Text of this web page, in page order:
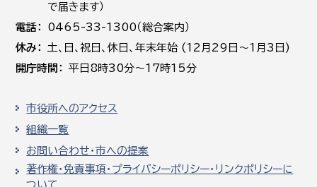
で届きます）
電話
0465-33-1300（総合案内）
休み
土､日､祝日、休日、年末年始 (12月29日～1月3日)
開庁時間
平日8時30分～17時15分
市役所へのアクセス
組織一覧
お問い合わせ・市への提案
著作権・免責事項・プライバシーポリシー・リンクポリシーに
ついて